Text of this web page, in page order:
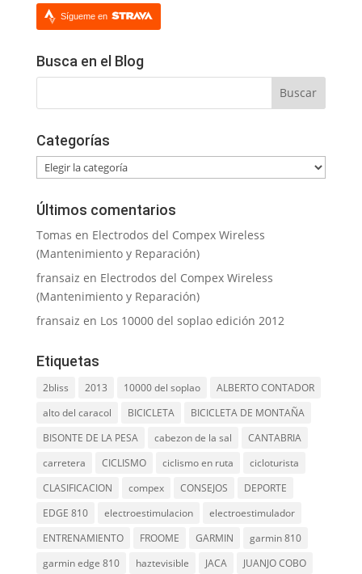
Sígueme en
Busca en el Blog
Categorías
Categorías
Últimos comentarios
Tomas en Electrodos del Compex Wireless
(Mantenimiento y Reparación)
fransaiz en Electrodos del Compex Wireless
(Mantenimiento y Reparación)
fransaiz en Los 10000 del soplao edición 2012
Etiquetas
2bliss 2013 10000 del soplao
ALBERTO CONTADOR
alto del caracol
BICICLETA
BICICLETA DE MONTAÑA
BISONTE DE LA PESA
cabezon de la sal
CANTABRIA
carretera
CICLISMO ciclismo en ruta
cicloturista
CLASIFICACION
compex CONSEJOS
DEPORTE
EDGE 810
electroestimulacion
electroestimulador
ENTRENAMIENTO
FROOME GARMIN
garmin 810
garmin edge 810
haztevisible JACA JUANJO COBO